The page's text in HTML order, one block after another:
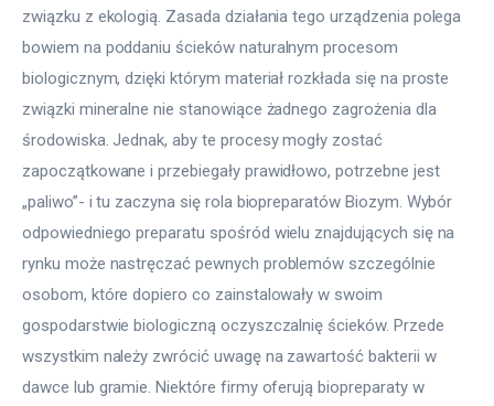
związku z ekologią. Zasada działania tego urządzenia polega
bowiem na poddaniu ścieków naturalnym procesom
biologicznym, dzięki którym materiał rozkłada się na proste
związki mineralne nie stanowiące żadnego zagrożenia dla
środowiska. Jednak, aby te procesy mogły zostać
zapoczątkowane i przebiegały prawidłowo, potrzebne jest
„paliwo”- i tu zaczyna się rola biopreparatów Biozym. Wybór
odpowiedniego preparatu spośród wielu znajdujących się na
rynku może nastręczać pewnych problemów szczególnie
osobom, które dopiero co zainstalowały w swoim
gospodarstwie biologiczną oczyszczalnię ścieków. Przede
wszystkim należy zwrócić uwagę na zawartość bakterii w
dawce lub gramie. Niektóre firmy oferują biopreparaty w